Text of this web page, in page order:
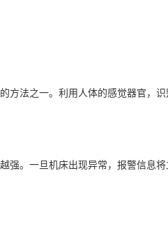
方法之一。利用人体的感觉器官，
强。一旦机床出现异常，报警信息